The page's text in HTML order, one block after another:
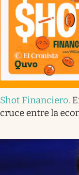
Shot Financiero.
cruce entre la